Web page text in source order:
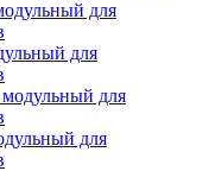
для
для